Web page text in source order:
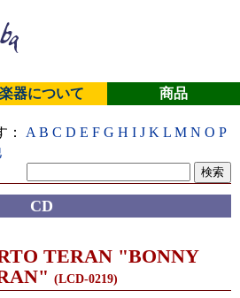
楽器について 商品
： A B C D E F G H I J K L M N O P
CD
TERAN "BONNY
(LCD-0219)